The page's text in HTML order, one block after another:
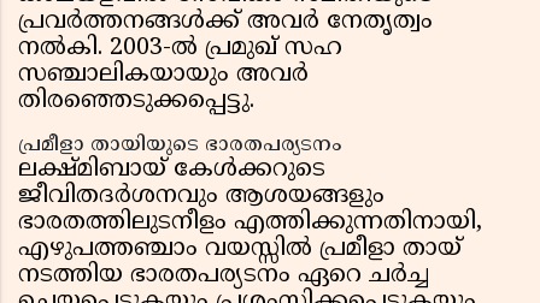
പ്രവർത്തനങ്ങൾക്ക് അവർ നേതൃത്വം
നൽകി. 2003-ൽ പ്രമുഖ് സഹ
സഞ്ചാലികയായും അവർ
തിരഞ്ഞെടുക്കപ്പെട്ടു.
പ്രമീളാ തായിയുടെ ഭാരതപര്യടനം
ലക്ഷ്മിബായ് കേൾക്കറുടെ
ജീവിതദർശനവും ആശയങ്ങളും
ഭാരതത്തിലുടനീളം എത്തിക്കുന്നതിനായി,
എഴുപത്തഞ്ചാം വയസ്സിൽ പ്രമീളാ തായ്
നടത്തിയ ഭാരതപര്യടനം ഏറെ ചർച്ച